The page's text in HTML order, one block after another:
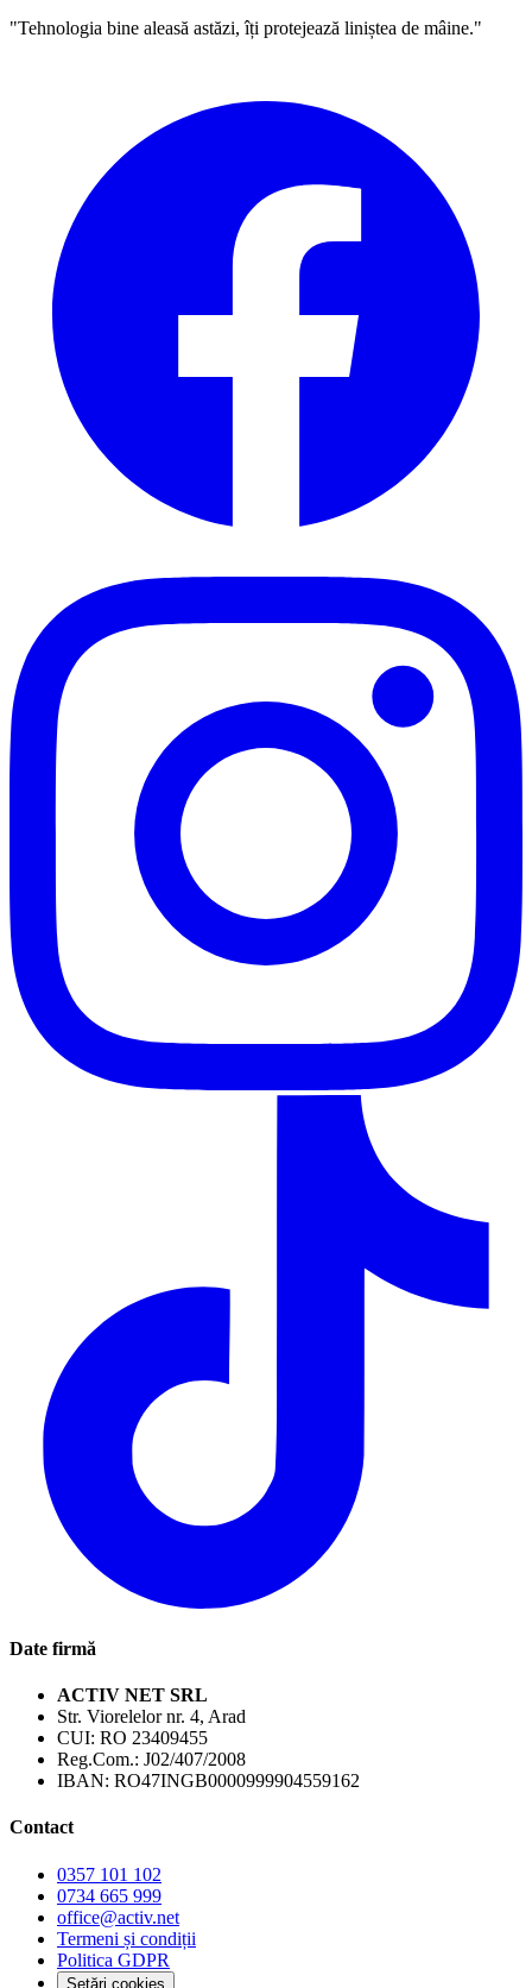
"Tehnologia bine aleasă astăzi, îți protejează liniștea de mâine."
Date firmă
ACTIV NET SRL
Str. Viorelelor nr. 4, Arad
CUI: RO 23409455
Reg.Com.: J02/407/2008
IBAN: RO47INGB0000999904559162
Contact
0357 101 102
0734 665 999
office@activ.net
Termeni și condiții
Politica GDPR
Setări cookies